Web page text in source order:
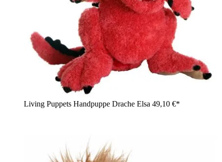
Living Puppets Handpuppe Drache Elsa 49,10 €*